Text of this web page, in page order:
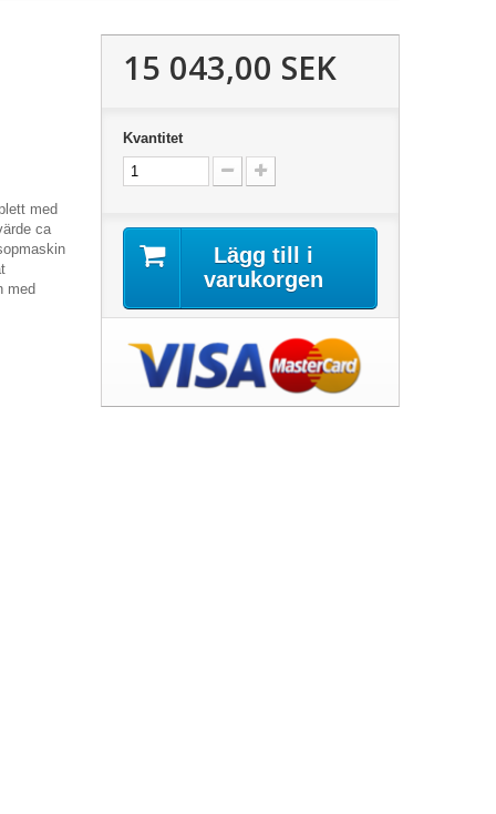
med
ca
med
15 043,00 SEK
Kvantitet
Lägg till i
varukorgen